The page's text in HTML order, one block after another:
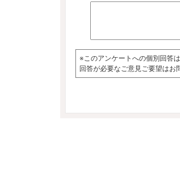
※このアンケートへの個別回答は
回答が必要なご意見ご要望はお